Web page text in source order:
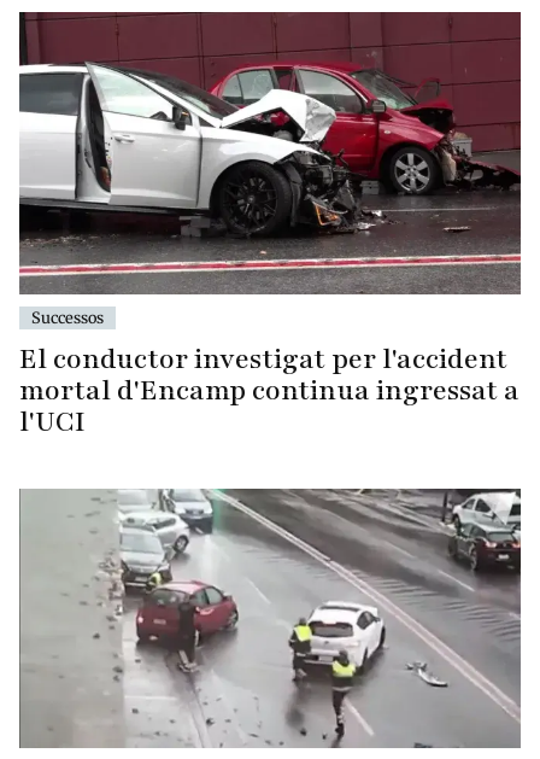
Successos
El conductor investigat per l'accident
mortal d'Encamp continua ingressat a
l'UCI